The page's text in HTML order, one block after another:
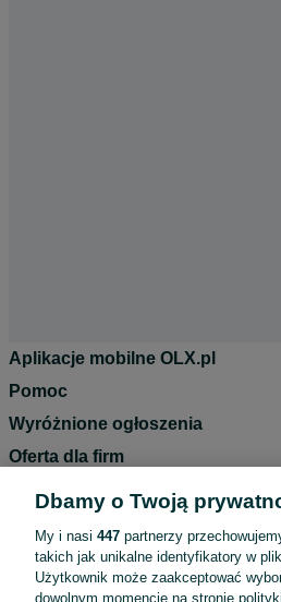
Aplikacje mobilne OLX.pl
Pomoc
Wyróżnione ogłoszenia
Oferta dla firm
Polityka prywatności
Reklama
Dbamy o Twoją
My i nasi 447 partnerzy
takich jak unikalne identyfikatory w
Użytkownik może zaakceptować
dowolnym momencie na stronie